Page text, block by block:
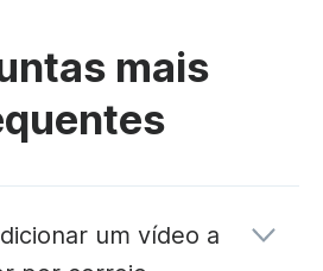
mais
um vídeo a